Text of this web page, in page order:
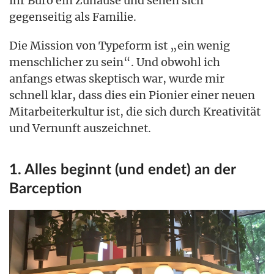
gegenseitig als Familie.
Die Mission von Typeform ist „ein wenig
menschlicher zu sein“. Und obwohl ich
anfangs etwas skeptisch war, wurde mir
schnell klar, dass dies ein Pionier einer neuen
Mitarbeiterkultur ist, die sich durch Kreativität
und Vernunft auszeichnet.
1. Alles beginnt (und endet) an der
Barception